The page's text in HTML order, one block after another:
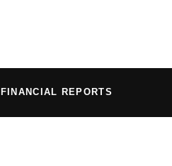
FINANCIAL REPORTS